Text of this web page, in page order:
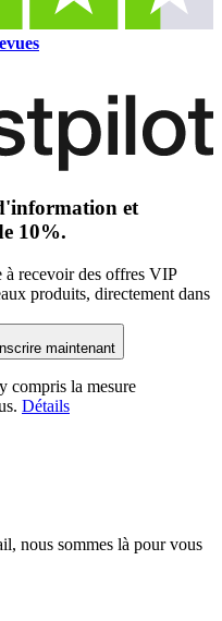
et
10%.
à recevoir des offres VIP
produits, directement dans
maintenant
compris la mesure
Détails
nous sommes là pour vous